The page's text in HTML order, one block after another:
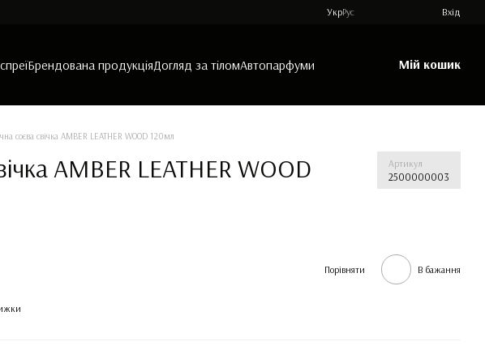
УкрРус Вхід
Брендована продукціяДогляд за тіломАвтопарфуми Мій кошик
соєва свічка AMBER LEATHER WOOD 120мл
AMBER LEATHER WOOD
Артикул
2500000003
Порівняти В бажання